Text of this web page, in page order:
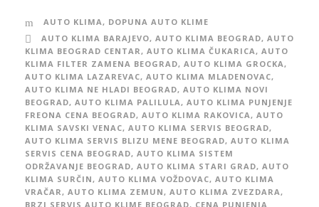
AUTO KLIMA, DOPUNA AUTO KLIME
AUTO KLIMA BARAJEVO, AUTO KLIMA BEOGRAD, AUTO
KLIMA BEOGRAD CENTAR, AUTO KLIMA ČUKARICA, AUTO
KLIMA FILTER ZAMENA BEOGRAD, AUTO KLIMA GROCKA,
AUTO KLIMA LAZAREVAC, AUTO KLIMA MLADENOVAC,
AUTO KLIMA NE HLADI BEOGRAD, AUTO KLIMA NOVI
BEOGRAD, AUTO KLIMA PALILULA, AUTO KLIMA PUNJENJE
FREONA CENA BEOGRAD, AUTO KLIMA RAKOVICA, AUTO
KLIMA SAVSKI VENAC, AUTO KLIMA SERVIS BEOGRAD,
AUTO KLIMA SERVIS BLIZU MENE BEOGRAD, AUTO KLIMA
SERVIS CENA BEOGRAD, AUTO KLIMA SISTEM
ODRŽAVANJE BEOGRAD, AUTO KLIMA STARI GRAD, AUTO
KLIMA SURČIN, AUTO KLIMA VOŽDOVAC, AUTO KLIMA
VRAČAR, AUTO KLIMA ZEMUN, AUTO KLIMA ZVEZDARA,
BRZI SERVIS AUTO KLIME BEOGRAD, CENA PUNJENJA